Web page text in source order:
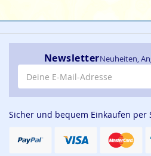
NewsletterNeuheiten,
E-Mail-Adresse
Sicher und bequem Einkaufen per